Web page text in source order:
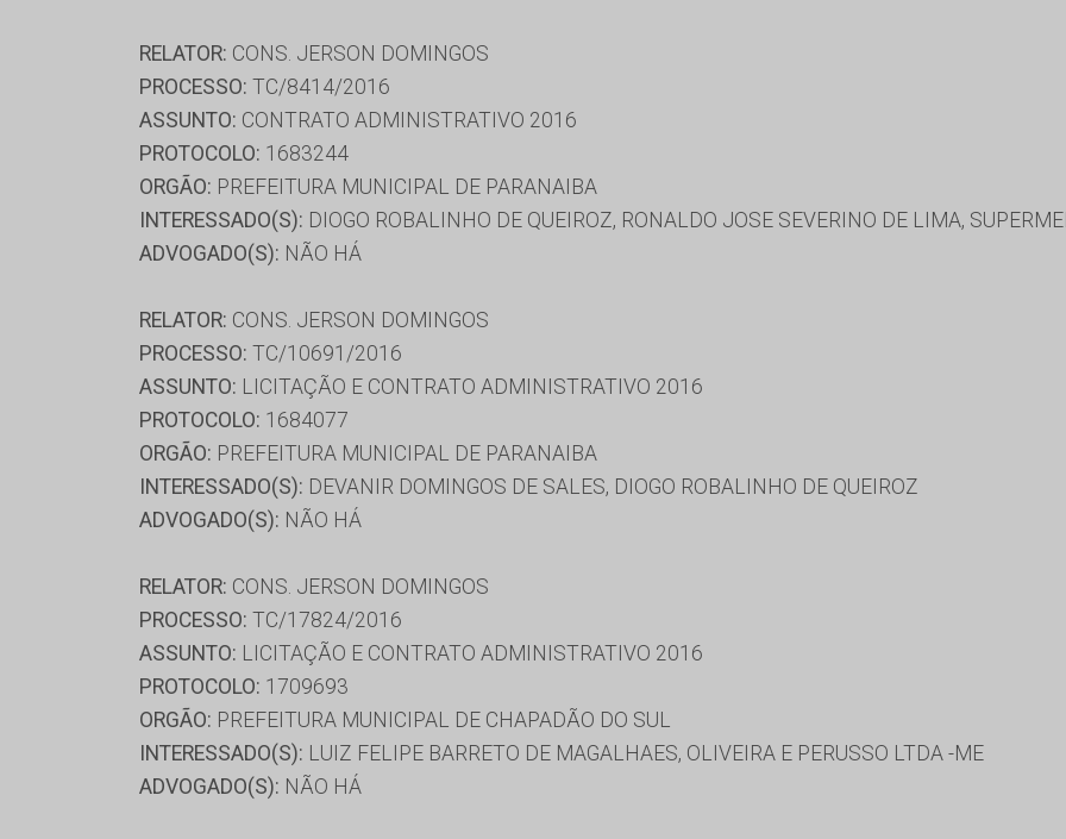
RELATOR: CONS. JERSON DOMINGOS
PROCESSO: TC/8414/2016
ASSUNTO: CONTRATO ADMINISTRATIVO 2016
PROTOCOLO: 1683244
ORGÃO: PREFEITURA MUNICIPAL DE PARANAIBA
INTERESSADO(S): DIOGO ROBALINHO DE QUEIROZ, RONALDO JOSE SEVERINO DE LIMA,
ADVOGADO(S): NÃO HÁ
RELATOR: CONS. JERSON DOMINGOS
PROCESSO: TC/10691/2016
ASSUNTO: LICITAÇÃO E CONTRATO ADMINISTRATIVO 2016
PROTOCOLO: 1684077
ORGÃO: PREFEITURA MUNICIPAL DE PARANAIBA
INTERESSADO(S): DEVANIR DOMINGOS DE SALES, DIOGO ROBALINHO DE QUEIROZ
ADVOGADO(S): NÃO HÁ
RELATOR: CONS. JERSON DOMINGOS
PROCESSO: TC/17824/2016
ASSUNTO: LICITAÇÃO E CONTRATO ADMINISTRATIVO 2016
PROTOCOLO: 1709693
ORGÃO: PREFEITURA MUNICIPAL DE CHAPADÃO DO SUL
INTERESSADO(S): LUIZ FELIPE BARRETO DE MAGALHAES, OLIVEIRA E PERUSSO LTDA -ME
ADVOGADO(S): NÃO HÁ